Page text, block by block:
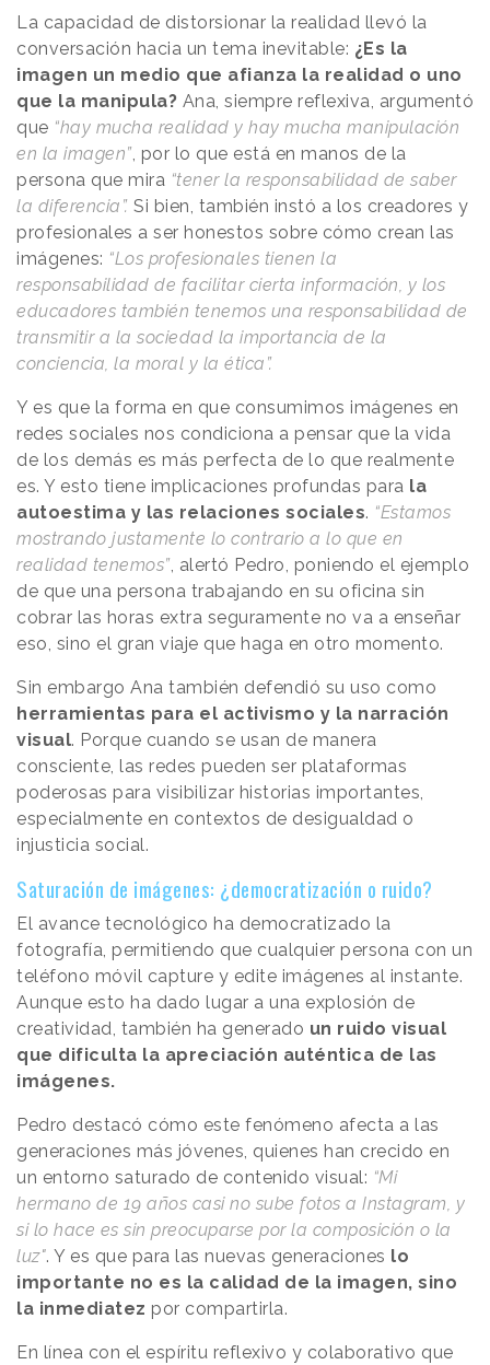
La capacidad de distorsionar la realidad llevó la
conversación hacia un tema inevitable: ¿Es la
imagen un medio que afianza la realidad o uno
que la manipula? Ana, siempre reflexiva, argumentó
que “hay mucha realidad y hay mucha manipulación
en la imagen”, por lo que está en manos de la
persona que mira “tener la responsabilidad de saber
la diferencia”. Si bien, también instó a los creadores y
profesionales a ser honestos sobre cómo crean las
imágenes: “Los profesionales tienen la
responsabilidad de facilitar cierta información, y los
educadores también tenemos una responsabilidad de
transmitir a la sociedad la importancia de la
conciencia, la moral y la ética”.
Y es que la forma en que consumimos imágenes en
redes sociales nos condiciona a pensar que la vida
de los demás es más perfecta de lo que realmente
es. Y esto tiene implicaciones profundas para la
autoestima y las relaciones sociales. “Estamos
mostrando justamente lo contrario a lo que en
realidad tenemos”, alertó Pedro, poniendo el ejemplo
de que una persona trabajando en su oficina sin
cobrar las horas extra seguramente no va a enseñar
eso, sino el gran viaje que haga en otro momento.
Sin embargo Ana también defendió su uso como
herramientas para el activismo y la narración
visual. Porque cuando se usan de manera
consciente, las redes pueden ser plataformas
poderosas para visibilizar historias importantes,
especialmente en contextos de desigualdad o
injusticia social.
Saturación de imágenes: ¿democratización o ruido?
El avance tecnológico ha democratizado la
fotografía, permitiendo que cualquier persona con un
teléfono móvil capture y edite imágenes al instante.
Aunque esto ha dado lugar a una explosión de
creatividad, también ha generado un ruido visual
que dificulta la apreciación auténtica de las
imágenes.
Pedro destacó cómo este fenómeno afecta a las
generaciones más jóvenes, quienes han crecido en
un entorno saturado de contenido visual: “Mi
hermano de 19 años casi no sube fotos a Instagram, y
si lo hace es sin preocuparse por la composición o la
luz". Y es que para las nuevas generaciones lo
importante no es la calidad de la imagen, sino
la inmediatez por compartirla.
En línea con el espíritu reflexivo y colaborativo que